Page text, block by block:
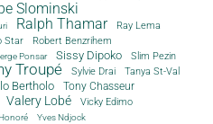
Slominski
Ralph Thamar
Ray Lema
Star Robert Benzrihem
Ponsar Sissy Dipoko Slim Pezin
Troupé Sylvie Drai Tanya St-Val
Bertholo Tony Chasseur
Valery Lobé Vicky Edimo
Yves Ndjock